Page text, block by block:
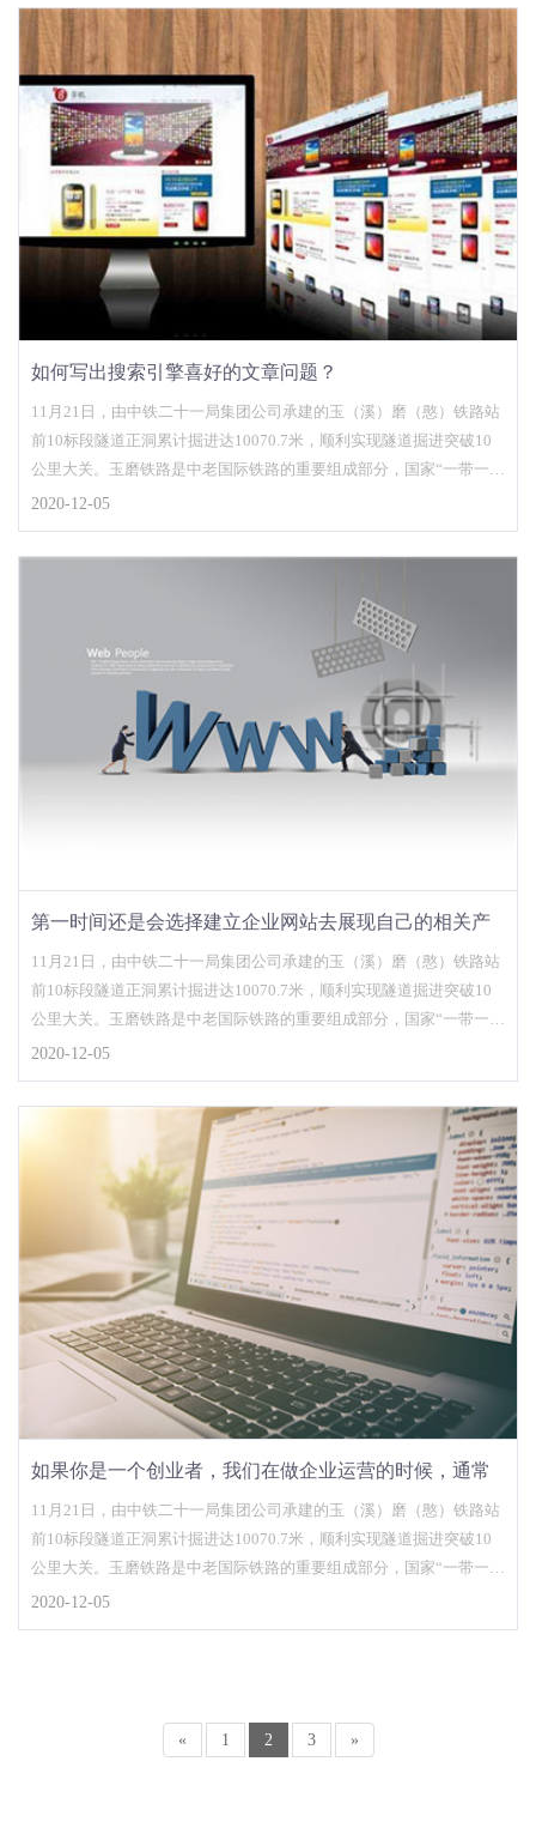
如何写出搜索引擎喜好的文章问题？
11月21日，由中铁二十一局集团公司承建的玉（溪）磨（憨）铁路站
前10标段隧道正洞累计掘进达10070.7米，顺利实现隧道掘进突破10
公里大关。玉磨铁路是中老国际铁路的重要组成部分，国家“一带一
路”战略中的重要工程，亦是云南省在建的较大基础设施项目，建设好
玉磨铁路使命光荣，责任重大。
2020-12-05
第一时间还是会选择建立企业网站去展现自己的相关产
品和服务
11月21日，由中铁二十一局集团公司承建的玉（溪）磨（憨）铁路站
前10标段隧道正洞累计掘进达10070.7米，顺利实现隧道掘进突破10
公里大关。玉磨铁路是中老国际铁路的重要组成部分，国家“一带一
路”战略中的重要工程，亦是云南省在建的较大基础设施项目，建设好
2020-12-05
如果你是一个创业者，我们在做企业运营的时候，通常
第一时间还是会选择建立企业网站去展现自己的相关产
品和服务
11月21日，由中铁二十一局集团公司承建的玉（溪）磨（憨）铁路站
前10标段隧道正洞累计掘进达10070.7米，顺利实现隧道掘进突破10
公里大关。玉磨铁路是中老国际铁路的重要组成部分，国家“一带一
路”战略中的重要工程，亦是云南省在建的较大基础设施项目，建设好
2020-12-05
« 1 2 3 »